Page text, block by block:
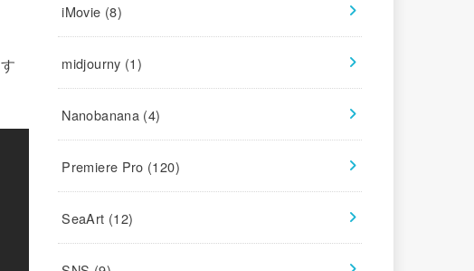
iMovie (8)
midjourny (1)
Nanobanana (4)
Premiere Pro (120)
SeaArt (12)